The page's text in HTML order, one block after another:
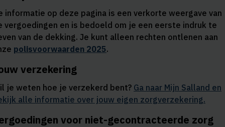
informatie op deze pagina is een verkorte weergave van
vergoedingen en is bedoeld om je een eerste indruk te
van de dekking. Je kunt alleen rechten ontlenen aan
polisvoorwaarden 2025.
verzekering
je weten hoe je verzekerd bent? Ga naar Mijn Salland en
alle informatie over jouw eigen zorgverzekering.
voor niet-gecontracteerde zorg